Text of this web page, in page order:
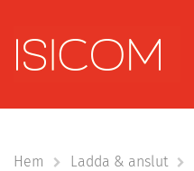
Hem Ladda & anslut